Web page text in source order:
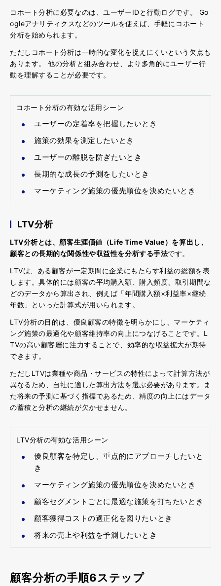
コホート分析に必要なのは、ユーザーIDと行動ログです。 Go
ogleアナリティクスなどのツールを使えば、手軽にコホート
分析を始められます。
ただしコホート分析は一時的な変化を捉えにくいという欠点も
あります。 他の分析と組み合わせ、より多角的にユーザー行
動を理解することが必要です。
コホート分析の有効な活用シーン
ユーザーの定着率を把握したいとき
施策の効果を測定したいとき
ユーザーの離脱を防ぎたいとき
長期的な成長の予測をしたいとき
マーケティング施策の優先順位を決めたいとき
LTV分析
LTV分析とは、顧客生涯価値（Life Time Value）を算出し、
顧客との長期的な関係性や収益性を分析する手法です。
LTVは、ある顧客が一定期間に企業にもたらす利益の総額を表
します。具体的には顧客の平均購入額、購入頻度、取引期間な
どのデータから算出され、例えば「年間購入額×利益率×継続
年数」といった計算式が用いられます。
LTV分析の目的は、優良顧客の特徴を明らかにし、マーケティ
ング施策の最適化や顧客維持率の向上につなげることです。L
TVの高い顧客層に注力することで、効率的な収益拡大が期待
できます。
ただしLTVは業種や商品・サービスの特性によって計算方法が
異なるため、自社に適した算出方法を選ぶ必要があります。ま
た将来の予測に基づく指標であるため、精度の向上にはデータ
の蓄積と分析の継続が欠かせません。
LTV分析の有効な活用シーン
優良顧客を特定し、重点的にアプローチしたいと
き
マーケティング施策の優先順位を決めたいとき
顧客セグメントごとに最適な施策を打ちたいとき
顧客獲得コストの適正化を図りたいとき
将来の売上や利益を予測したいとき
顧客分析の手順6ステップ